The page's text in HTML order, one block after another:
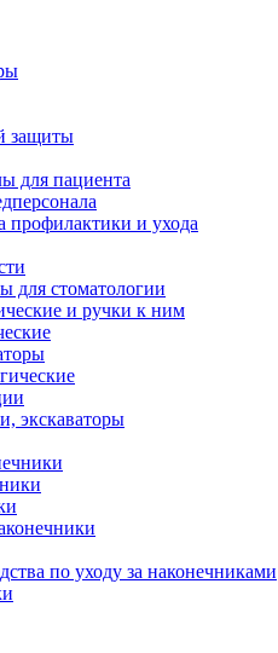
защиты
для пациента
профилактики и ухода
для стоматологии
и ручки к ним
экскаваторы
по уходу за наконечниками